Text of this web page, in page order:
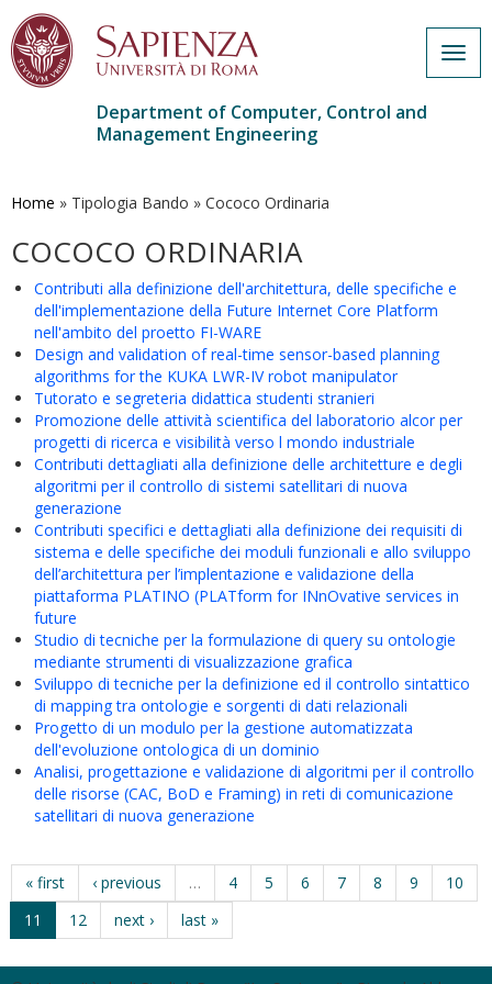
main
Department of Computer, Control and
Management Engineering
Home » Tipologia Bando » Cococo Ordinaria
COCOCO ORDINARIA
Contributi alla definizione dell'architettura, delle specifiche e
dell'implementazione della Future Internet Core Platform
nell'ambito del proetto FI-WARE
Design and validation of real-time sensor-based planning
algorithms for the KUKA LWR-IV robot manipulator
Tutorato e segreteria didattica studenti stranieri
Promozione delle attività scientifica del laboratorio alcor per
progetti di ricerca e visibilità verso l mondo industriale
Contributi dettagliati alla definizione delle architetture e degli
algoritmi per il controllo di sistemi satellitari di nuova
generazione
Contributi specifici e dettagliati alla definizione dei requisiti di
sistema e delle specifiche dei moduli funzionali e allo sviluppo
dell’architettura per l’implentazione e validazione della
piattaforma PLATINO (PLATform for INnOvative services in
future
Studio di tecniche per la formulazione di query su ontologie
mediante strumenti di visualizzazione grafica
Sviluppo di tecniche per la definizione ed il controllo sintattico
di mapping tra ontologie e sorgenti di dati relazionali
Progetto di un modulo per la gestione automatizzata
dell'evoluzione ontologica di un dominio
Analisi, progettazione e validazione di algoritmi per il controllo
delle risorse (CAC, BoD e Framing) in reti di comunicazione
satellitari di nuova generazione
« first ‹ previous … 4 5 6 7 8 9
10
11
12 next › last »